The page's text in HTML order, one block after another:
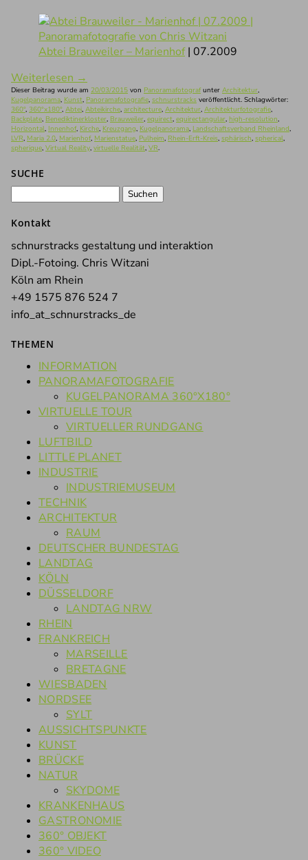
Abtei Brauweiler – Marienhof| 07.2009
Weiterlesen →
Dieser Beitrag wurde am 20/03/2015 von Panoramafotografunter Architektur,
Kugelpanorama, Kunst, Panoramafotografie, schnurstracks veröffentlicht. Schlagwörter:
360°, 360°x180°, Abtei, Abteikirche, architecture, Architektur, Architekturfotografie,
Backplate, Benediktinerkloster, Brauweiler, equirect, equirectangular, high-resolution,
Horizontal, Innenhof, Kirche, Kreuzgang, Kugelpanorama, Landschaftsverband Rheinland,
LVR, Maria 2.0, Marienhof, Marienstatue, Pulheim, Rhein-Erft-Kreis, sphärisch, spherical,
spherique, Virtual Reality, virtuelle Realität, VR.
SUCHE
Kontakt
schnurstracks gestaltung und interaktion
Dipl.-Fotoing. Chris Witzani
Köln am Rhein
+49 1575 876 524 7
info_at_schnurstracks_de
THEMEN
INFORMATION
PANORAMAFOTOGRAFIE
KUGELPANORAMA 360°X180°
VIRTUELLE TOUR
VIRTUELLER RUNDGANG
LUFTBILD
LITTLE PLANET
INDUSTRIE
INDUSTRIEMUSEUM
TECHNIK
ARCHITEKTUR
RAUM
DEUTSCHER BUNDESTAG
LANDTAG
KÖLN
DÜSSELDORF
LANDTAG NRW
RHEIN
FRANKREICH
MARSEILLE
BRETAGNE
WIESBADEN
NORDSEE
SYLT
AUSSICHTSPUNKTE
KUNST
BRÜCKE
NATUR
SKYDOME
KRANKENHAUS
GASTRONOMIE
360° OBJEKT
360° VIDEO